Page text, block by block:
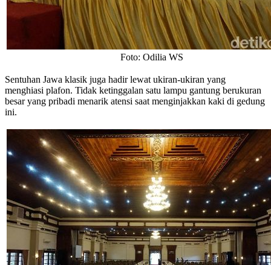
Foto: Odilia WS
Sentuhan Jawa klasik juga hadir lewat ukiran-ukiran yang
menghiasi plafon. Tidak ketinggalan satu lampu gantung berukuran
besar yang pribadi menarik atensi saat menginjakkan kaki di gedung
ini.